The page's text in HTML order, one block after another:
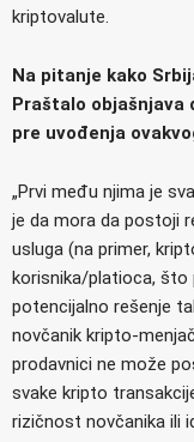
kriptovalute.
Na pitanje kako
Praštalo objašnjava
pre uvođenja
„Prvi među njima je
je da mora da postoji
usluga (na primer,
korisnika/platioca, što
potencijalno rešenje
novčanik kripto-
prodavnici ne može
svake kripto
rizičnost novčanika ili